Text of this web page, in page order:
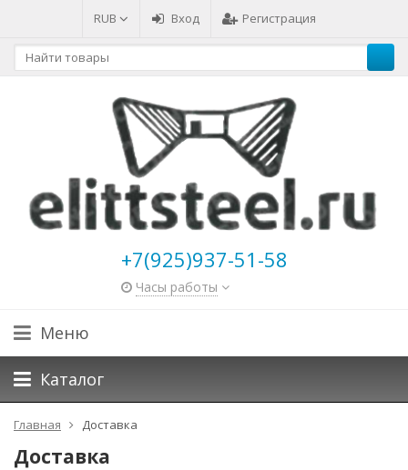
RUB Вход Регистрация
+7(925)937-51-58
Часы работы
Меню
Каталог
Главная Доставка
Доставка